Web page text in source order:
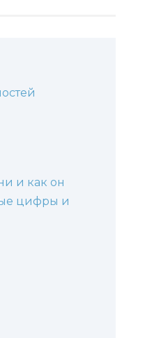
и как он
цифры и